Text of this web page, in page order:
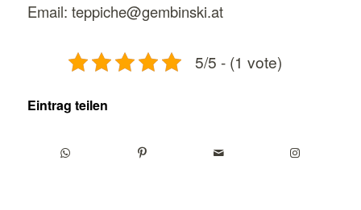
Email: teppiche@gembinski.at
5/5 - (1 vote)
Eintrag teilen